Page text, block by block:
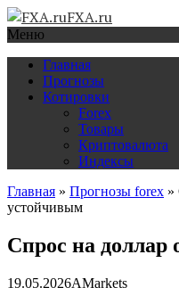
FXA.ru
Меню
Главная
Прогнозы
Котировки
Forex
Товары
Криптовалюта
Индексы
Главная » Прогнозы forex »
устойчивым
Спрос на доллар
19.05.2026AMarkets